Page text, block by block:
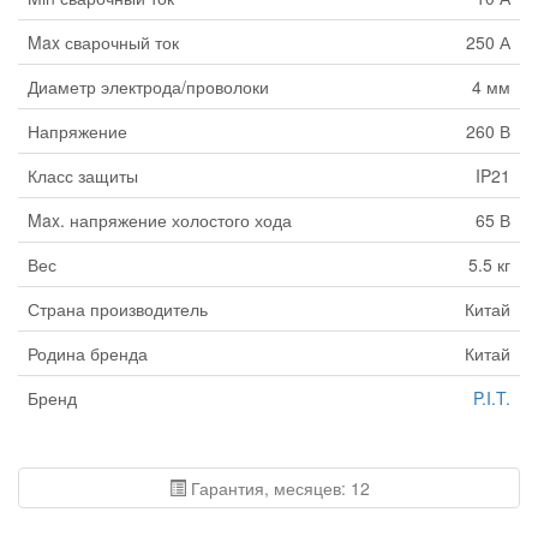
Max сварочный ток
250 А
Диаметр электрода/проволоки
4 мм
Напряжение
260 В
Класс защиты
IP21
Max. напряжение холостого хода
65 В
Вес
5.5 кг
Страна производитель
Китай
Родина бренда
Китай
Бренд
P.I.T.
Гарантия, месяцев: 12